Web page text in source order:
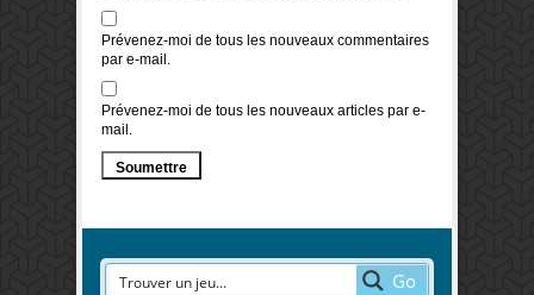
Prévenez-moi de tous les nouveaux commentaires
par e-mail.
Prévenez-moi de tous les nouveaux articles par e-
mail.
Go